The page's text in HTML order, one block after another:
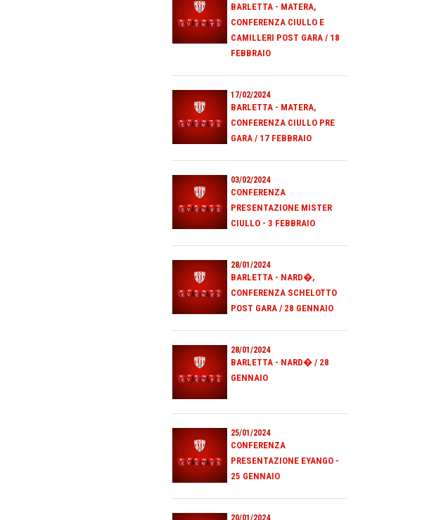
BARLETTA - MATERA,
CONFERENZA CIULLO E
CAMILLERI POST GARA / 18
FEBBRAIO
17/02/2024
BARLETTA - MATERA,
CONFERENZA CIULLO PRE
GARA / 17 FEBBRAIO
03/02/2024
CONFERENZA
PRESENTAZIONE MISTER
CIULLO - 3 FEBBRAIO
28/01/2024
BARLETTA - NARD�,
CONFERENZA SCHELOTTO
POST GARA / 28 GENNAIO
28/01/2024
BARLETTA - NARD� / 28
GENNAIO
25/01/2024
CONFERENZA
PRESENTAZIONE EYANGO -
25 GENNAIO